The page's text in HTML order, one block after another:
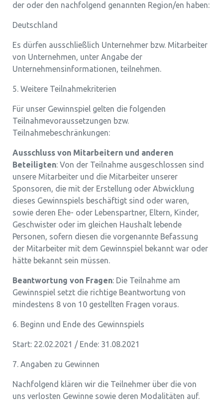
der oder den nachfolgend genannten Region/en haben:
Deutschland
Es dürfen ausschließlich Unternehmer bzw. Mitarbeiter
von Unternehmen, unter Angabe der
Unternehmensinformationen, teilnehmen.
5. Weitere Teilnahmekriterien
Für unser Gewinnspiel gelten die folgenden
Teilnahmevoraussetzungen bzw.
Teilnahmebeschränkungen:
Ausschluss von Mitarbeitern und anderen
Beteiligten: Von der Teilnahme ausgeschlossen sind
unsere Mitarbeiter und die Mitarbeiter unserer
Sponsoren, die mit der Erstellung oder Abwicklung
dieses Gewinnspiels beschäftigt sind oder waren,
sowie deren Ehe- oder Lebenspartner, Eltern, Kinder,
Geschwister oder im gleichen Haushalt lebende
Personen, sofern diesen die vorgenannte Befassung
der Mitarbeiter mit dem Gewinnspiel bekannt war oder
hätte bekannt sein müssen.
Beantwortung von Fragen: Die Teilnahme am
Gewinnspiel setzt die richtige Beantwortung von
mindestens 8 von 10 gestellten Fragen voraus.
6. Beginn und Ende des Gewinnspiels
Start: 22.02.2021 / Ende: 31.08.2021
7. Angaben zu Gewinnen
Nachfolgend klären wir die Teilnehmer über die von
uns verlosten Gewinne sowie deren Modalitäten auf.